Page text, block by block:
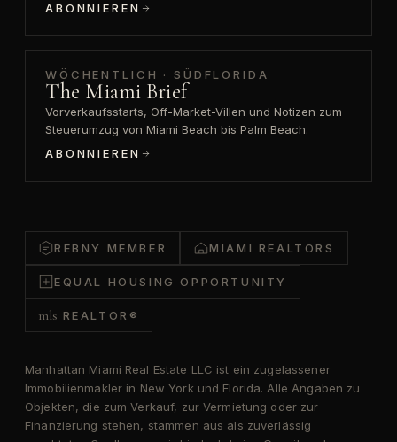
ABONNIEREN
WÖCHENTLICH · SÜDFLORIDA
The Miami Brief
Vorverkaufsstarts, Off-Market-Villen und Notizen zum
Steuerumzug von Miami Beach bis Palm Beach.
ABONNIEREN
REBNY MEMBER MIAMI REALTORS
EQUAL HOUSING OPPORTUNITY
mls REALTOR®
Manhattan Miami Real Estate LLC ist ein zugelassener
Immobilienmakler in New York und Florida. Alle Angaben zu
Objekten, die zum Verkauf, zur Vermietung oder zur
Finanzierung stehen, stammen aus als zuverlässig